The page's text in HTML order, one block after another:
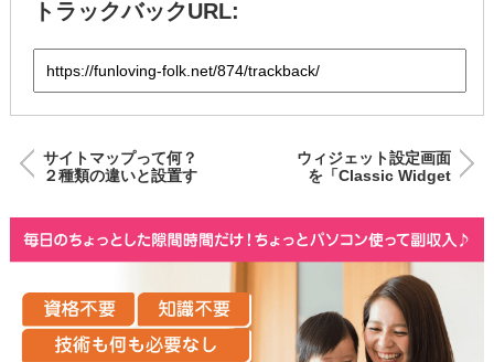
トラックバックURL:
サイトマップって何？
２種類の違いと設置す
ウィジェット設定画面
を「Classic Widget